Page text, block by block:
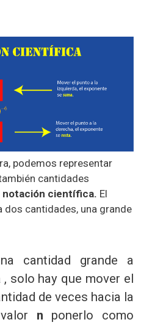
podemos representar
cantidades
notación científica. El
dos cantidades, una grande
cantidad grande a
, solo hay que mover el
de veces hacia la
n ponerlo como